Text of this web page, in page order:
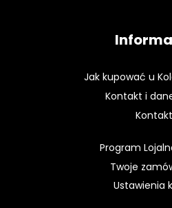
Jak kupować u
Kontakt i
Kontakt
Program
Twoje
Ustawienia